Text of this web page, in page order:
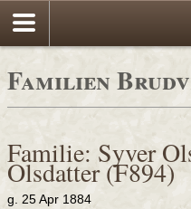
Familien
Familie: Syver
Olsdatter (F894)
g. 25 Apr 1884